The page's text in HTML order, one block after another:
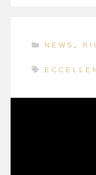
NEWS